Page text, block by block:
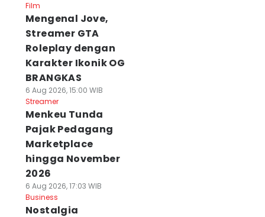
Film
Mengenal Jove,
Streamer GTA
Roleplay dengan
Karakter Ikonik OG
BRANGKAS
6 Aug 2026, 15:00 WIB
Streamer
Menkeu Tunda
Pajak Pedagang
Marketplace
hingga November
2026
6 Aug 2026, 17:03 WIB
Business
Nostalgia